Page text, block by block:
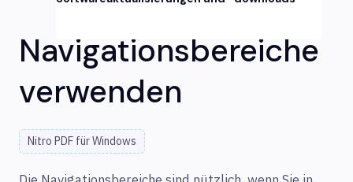
Navigationsbereiche
verwenden
Nitro PDF für Windows